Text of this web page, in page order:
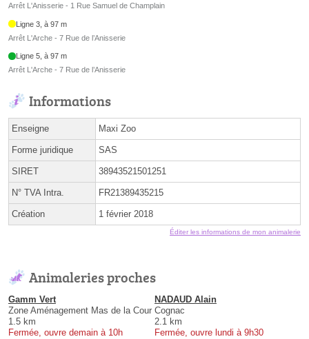
Arrêt L'Anisserie - 1 Rue Samuel de Champlain
Ligne 3, à 97 m
Arrêt L'Arche - 7 Rue de l’Anisserie
Ligne 5, à 97 m
Arrêt L'Arche - 7 Rue de l’Anisserie
Informations
Enseigne Maxi Zoo
Forme juridique SAS
SIRET 38943521501251
N° TVA Intra. FR21389435215
Création 1 février 2018
Éditer les informations de mon animalerie
Animaleries proches
Gamm Vert
Zone Aménagement Mas de la Cour
1.5 km
Fermée, ouvre demain à 10h
NADAUD Alain
Cognac
2.1 km
Fermée, ouvre lundi à 9h30